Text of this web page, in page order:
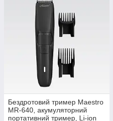
Бездротовий тример Maestro
MR-640, акумуляторний
портативний тример, Li-ion